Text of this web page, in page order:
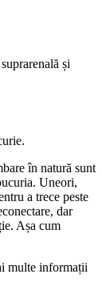
și
în natură sunt
Uneori,
a trece peste
dar
Așa cum
multe informații